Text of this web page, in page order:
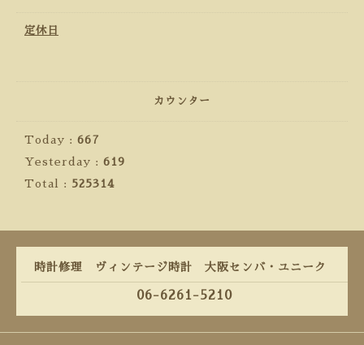
定休日
カウンター
Today : 667
Yesterday : 619
Total : 525314
時計修理 ヴィンテージ時計 大阪センバ・ユニーク
06-6261-5210